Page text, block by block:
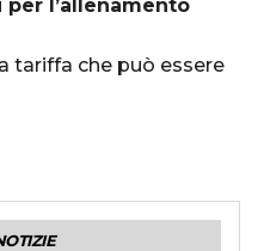
l’allenamento
tariffa che può essere